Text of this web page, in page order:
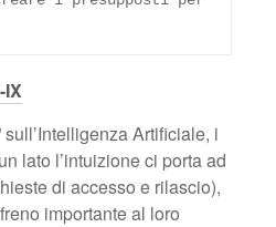
IX
Artificiale, i
lato l’intuizione ci porta ad
di accesso e rilascio),
importante al loro